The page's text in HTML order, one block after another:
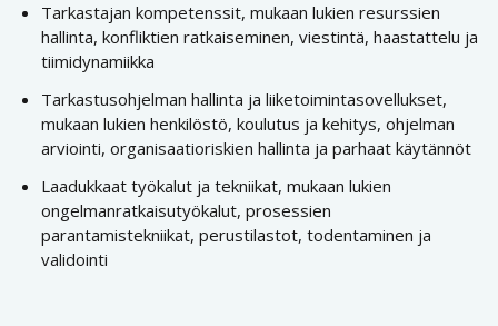
Tarkastajan kompetenssit, mukaan lukien resurssien
hallinta, konfliktien ratkaiseminen, viestintä, haastattelu ja
tiimidynamiikka
Tarkastusohjelman hallinta ja liiketoimintasovellukset,
mukaan lukien henkilöstö, koulutus ja kehitys, ohjelman
arviointi, organisaatioriskien hallinta ja parhaat käytännöt
Laadukkaat työkalut ja tekniikat, mukaan lukien
ongelmanratkaisutyökalut, prosessien
parantamistekniikat, perustilastot, todentaminen ja
validointi